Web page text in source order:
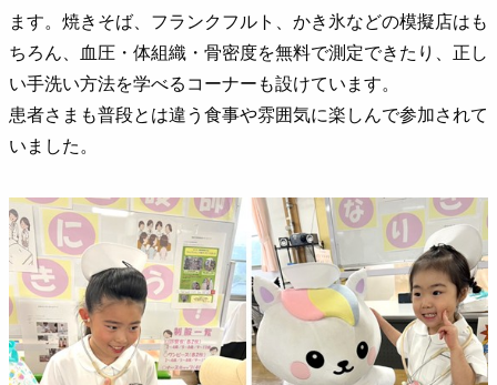
ます。焼きそば、フランクフルト、かき氷などの模擬店はも
ちろん、血圧・体組織・骨密度を無料で測定できたり、正し
い手洗い方法を学べるコーナーも設けています。
患者さまも普段とは違う食事や雰囲気に楽しんで参加されて
いました。